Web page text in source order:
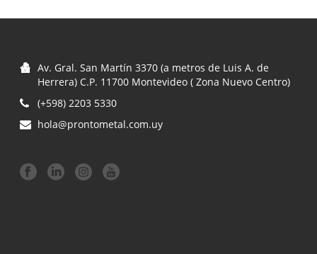
Av. Gral. San Martín 3370 (a metros de Luis A. de
Herrera) C.P. 11700 Montevideo ( Zona Nuevo Centro)
(+598) 2203 5330
hola@prontometal.com.uy